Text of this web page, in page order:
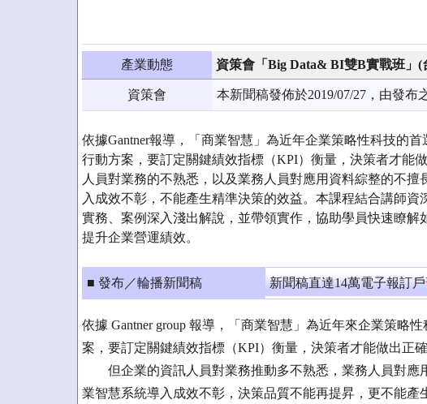
產業動態 資策會「Big Data& BI雙B實戰班」(
資策會 本新聞稿發佈於2019/07/27，由發
依據Gantner報導，「商業智慧」為近年企業策略性科技的
行動方案，要訂定關鍵績效指標（KPI）衡量，決策者才能
人員對業務的不熟悉，以及業務人員對應用資料綜整的不擅
入成效不彰，不能產生精準決策的效益。本課程結合講師資
實務、案例深入淺出解說，並帶領實作，協助學員快速瞭解
提升企業營運績效。
■ 發布／輪播新聞稿 新聞稿直達14萬電子報訂戶
依據 Gantner group 報導，「商業智慧」為近年來企業策略
案，要訂定關鍵績效指標（KPI）衡量，決策者才能做出正
但企業的資訊人員對業務推動多不熟悉，業務人員對應
業智慧系統導入成效不彰，決策品質不能再提昇，更不能產